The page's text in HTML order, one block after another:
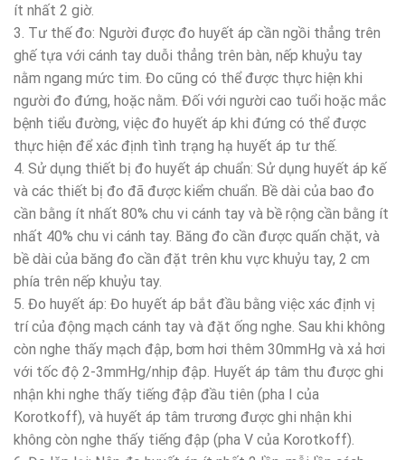
ít nhất 2 giờ.
3. Tư thế đo: Người được đo huyết áp cần ngồi thẳng trên
ghế tựa với cánh tay duỗi thẳng trên bàn, nếp khuỷu tay
nằm ngang mức tim. Đo cũng có thể được thực hiện khi
người đo đứng, hoặc nằm. Đối với người cao tuổi hoặc mắc
bệnh tiểu đường, việc đo huyết áp khi đứng có thể được
thực hiện để xác định tình trạng hạ huyết áp tư thế.
4. Sử dụng thiết bị đo huyết áp chuẩn: Sử dụng huyết áp kế
và các thiết bị đo đã được kiểm chuẩn. Bề dài của bao đo
cần bằng ít nhất 80% chu vi cánh tay và bề rộng cần bằng ít
nhất 40% chu vi cánh tay. Băng đo cần được quấn chặt, và
bề dài của băng đo cần đặt trên khu vực khuỷu tay, 2 cm
phía trên nếp khuỷu tay.
5. Đo huyết áp: Đo huyết áp bắt đầu bằng việc xác định vị
trí của động mạch cánh tay và đặt ống nghe. Sau khi không
còn nghe thấy mạch đập, bơm hơi thêm 30mmHg và xả hơi
với tốc độ 2-3mmHg/nhịp đập. Huyết áp tâm thu được ghi
nhận khi nghe thấy tiếng đập đầu tiên (pha I của
Korotkoff), và huyết áp tâm trương được ghi nhận khi
không còn nghe thấy tiếng đập (pha V của Korotkoff).